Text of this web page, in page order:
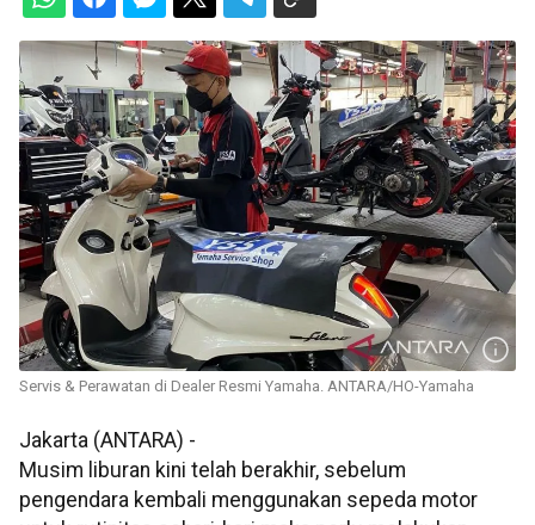
Servis & Perawatan di Dealer Resmi Yamaha. ANTARA/HO-Yamaha
Jakarta (ANTARA) -
Musim liburan kini telah berakhir, sebelum
pengendara kembali menggunakan sepeda motor